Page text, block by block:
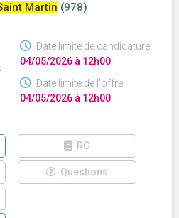
Martin (978)
Date limite de candidature :
04/05/2026 à 12h00
Date limite de l'offre :
04/05/2026 à 12h00
RC
Questions